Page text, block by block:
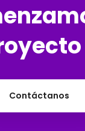
Contáctanos